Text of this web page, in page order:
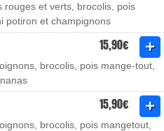
rouges et verts, brocolis, pois
potiron et champignons
15,90€
brocolis, pois mange-tout,
15,90€
brocolis, pois mangetout,